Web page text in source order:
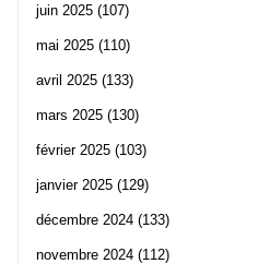
juin 2025 (107)
mai 2025 (110)
avril 2025 (133)
mars 2025 (130)
février 2025 (103)
janvier 2025 (129)
décembre 2024 (133)
novembre 2024 (112)